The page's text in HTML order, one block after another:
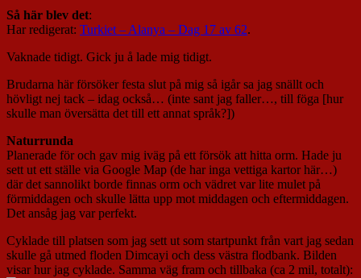
Så här blev det:
Har redigerat: Turkiet – Alanya – Dag 17 av 62.
Vaknade tidigt. Gick ju å lade mig tidigt.
Brudarna här försöker festa slut på mig så igår sa jag snällt och
hövligt nej tack – idag också… (inte sant jag faller…, till föga [hur
skulle man översätta det till ett annat språk?])
Naturrunda
Planerade för och gav mig iväg på ett försök att hitta orm. Hade ju
sett ut ett ställe via Google Map (de har inga vettiga kartor här…)
där det sannolikt borde finnas orm och vädret var lite mulet på
förmiddagen och skulle lätta upp mot middagen och eftermiddagen.
Det ansåg jag var perfekt.
Cyklade till platsen som jag sett ut som startpunkt från vart jag sedan
skulle gå utmed floden Dimcayi och dess västra flodbank. Bilden
visar hur jag cyklade. Samma väg fram och tillbaka (ca 2 mil, totalt):